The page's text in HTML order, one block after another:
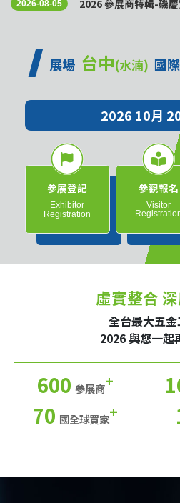
2026-08-05 2026 參展商特輯-磯
展場 台中(水湳) 國
2026 10月
參展登記
Exhibitor
Registration
參觀報名
Visitor
虛實整合
全台最大五
2026 與您一起
600 參展商+
70 國全球買家+